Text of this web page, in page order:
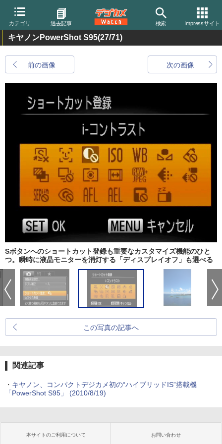
カテゴリ 過去記事 検索 Impressサイト
キヤノンPowerShot S95(27/71)
前の画像 次の画像
Sボタンへのショートカット登録も重要なカスタマイズ機能のひと
つ。瞬時に液晶モニターを消灯する「ディスプレイオフ」も選べる
この写真の記事へ
関連記事
・ キヤノン、コンパクトデジカメ初の“ハイブリッドIS”搭載機
「PowerShot S95」 (2010/8/19)
本サイトのご利用について お問い合わせ